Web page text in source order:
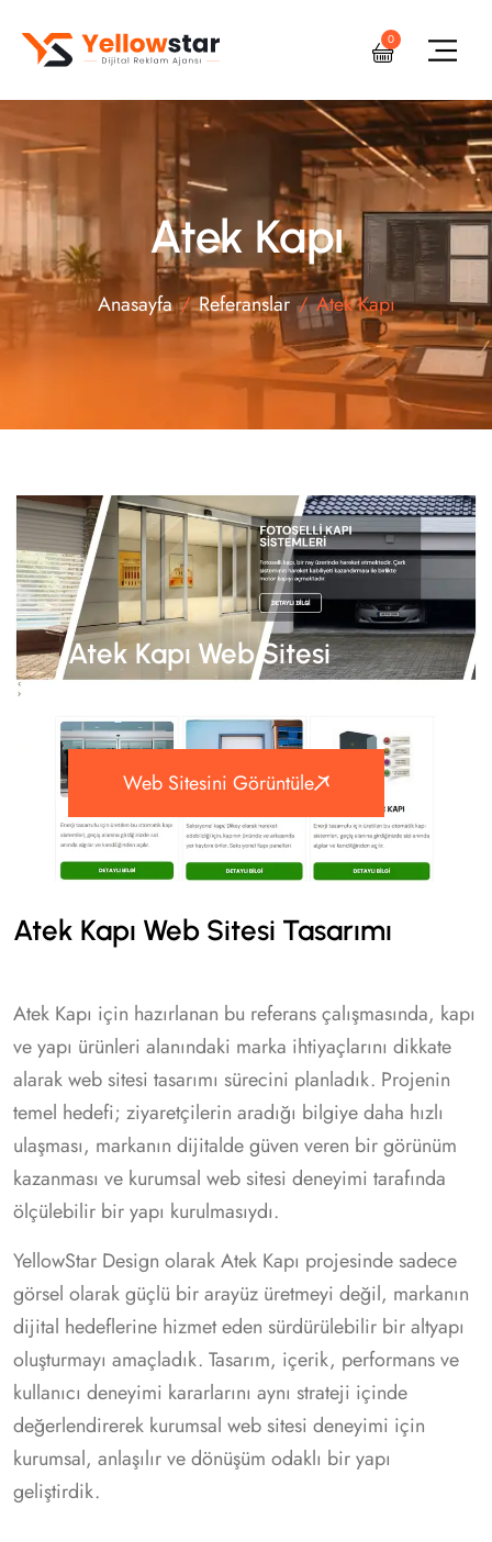
0
Atek Kapı
Anasayfa Referanslar Atek Kapı
Atek Kapı Web Sitesi
Web Sitesini Görüntüle
Atek Kapı Web Sitesi Tasarımı
Atek Kapı için hazırlanan bu referans çalışmasında, kapı
ve yapı ürünleri alanındaki marka ihtiyaçlarını dikkate
alarak web sitesi tasarımı sürecini planladık. Projenin
temel hedefi; ziyaretçilerin aradığı bilgiye daha hızlı
ulaşması, markanın dijitalde güven veren bir görünüm
kazanması ve kurumsal web sitesi deneyimi tarafında
ölçülebilir bir yapı kurulmasıydı.
YellowStar Design olarak Atek Kapı projesinde sadece
görsel olarak güçlü bir arayüz üretmeyi değil, markanın
dijital hedeflerine hizmet eden sürdürülebilir bir altyapı
oluşturmayı amaçladık. Tasarım, içerik, performans ve
kullanıcı deneyimi kararlarını aynı strateji içinde
değerlendirerek kurumsal web sitesi deneyimi için
kurumsal, anlaşılır ve dönüşüm odaklı bir yapı
geliştirdik.